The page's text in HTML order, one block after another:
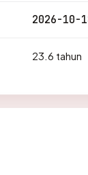
2026-10-
23.6 tahun